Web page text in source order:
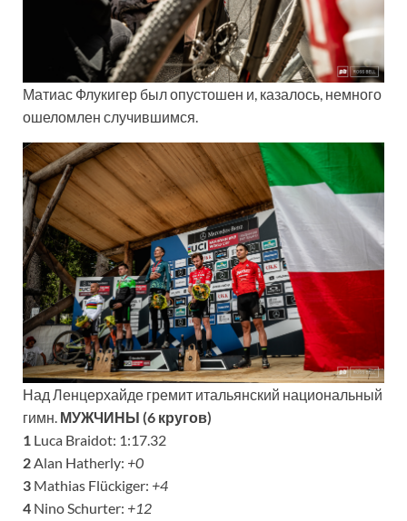
Матиас Флукигер был опустошен и, казалось, немного
ошеломлен случившимся.
Над Ленцерхайде гремит итальянский национальный
гимн. МУЖЧИНЫ (6 кругов)
1 Luca Braidot: 1:17.32
2Alan Hatherly: +0
3 Mathias Flückiger: +4
4 Nino Schurter: +12